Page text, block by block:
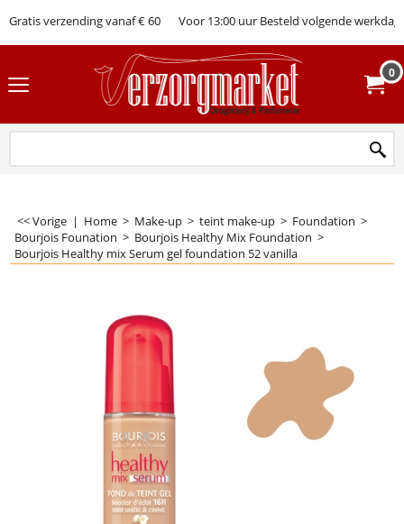
Gratis verzending vanaf € 60 Voor 13:00 uur Besteld volgende werkdag
0
<< Vorige | Home > Make-up > teint make-up > Foundation >
Bourjois Founation > Bourjois Healthy Mix Foundation >
Bourjois Healthy mix Serum gel foundation 52 vanilla